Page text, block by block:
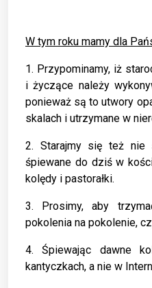
W tym roku mamy dla
1. Przypominamy, iż
i życzące należy
ponieważ są to utwory
skalach i utrzymane w
2. Starajmy się też nie
śpiewane do dziś w
kolędy i pastorałki.
3. Prosimy, aby
pokolenia na pokolenie,
4. Śpiewając dawne
kantyczkach, a nie w